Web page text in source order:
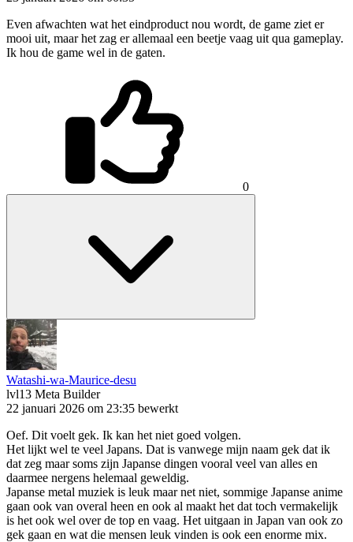
Even afwachten wat het eindproduct nou wordt, de game ziet er
mooi uit, maar het zag er allemaal een beetje vaag uit qua gameplay.
Ik hou de game wel in de gaten.
0
Watashi-wa-Maurice-desu
lvl13 Meta Builder
22 januari 2026 om 23:35 bewerkt
Oef. Dit voelt gek. Ik kan het niet goed volgen.
Het lijkt wel te veel Japans. Dat is vanwege mijn naam gek dat ik
dat zeg maar soms zijn Japanse dingen vooral veel van alles en
daarmee nergens helemaal geweldig.
Japanse metal muziek is leuk maar net niet, sommige Japanse anime
gaan ook van overal heen en ook al maakt het dat toch vermakelijk
is het ook wel over de top en vaag. Het uitgaan in Japan van ook zo
gek gaan en wat die mensen leuk vinden is ook een enorme mix.